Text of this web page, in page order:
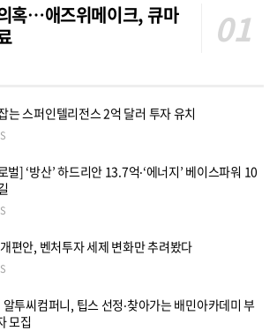
혹…애즈위메이크, 큐마
는 스퍼인텔리전스 2억 달러 투자 유치
벌] ‘방산’ 하드리안 13.7억‧‘에너지’ 베이스파워 10
편안, 벤처투자 세제 변화만 추려봤다
투씨컴퍼니, 팁스 선정‧찾아가는 배민아카데미 부
모집